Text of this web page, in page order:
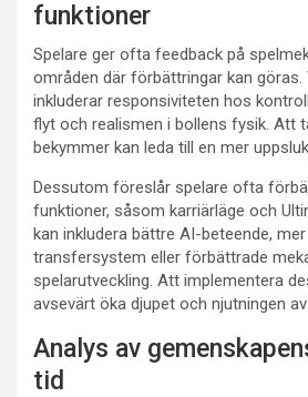
funktioner
Spelare ger ofta feedback på
områden där förbättringar kan göras.
inkluderar responsiviteten hos
flyt och realismen i bollens fysik. Att
bekymmer kan leda till en mer
Dessutom föreslår spelare ofta
funktioner, såsom karriärläge och
kan inkludera bättre AI-beteende,
transfersystem eller förbättrade
spelarutveckling. Att implementera
avsevärt öka djupet och njutningen
Analys av
tid